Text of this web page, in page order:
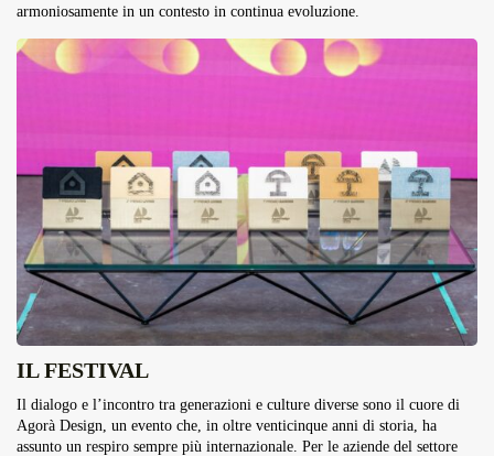
armoniosamente in un contesto in continua evoluzione.
IL FESTIVAL
Il dialogo e l’incontro tra generazioni e culture diverse sono il cuore di
Agorà Design, un evento che, in oltre venticinque anni di storia, ha
assunto un respiro sempre più internazionale. Per le aziende del settore